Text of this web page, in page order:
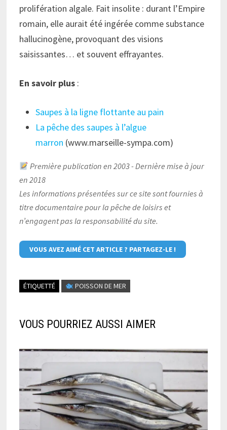
prolifération algale. Fait insolite : durant l’Empire
romain, elle aurait été ingérée comme substance
hallucinogène, provoquant des visions
saisissantes… et souvent effrayantes.
En savoir plus:
Saupes à la ligne flottante au pain
La pêche des saupes à l’algue
marron (www.marseille-sympa.com)
Première publication en 2003 - Dernière mise à jour
en 2018
Les informations présentées sur ce site sont fournies à
titre documentaire pour la pêche de loisirs et
n’engagent pas la responsabilité du site.
VOUS AVEZ AIMÉ CET ARTICLE ? PARTAGEZ-LE !
ÉTIQUETTÉ POISSON DE MER
VOUS POURRIEZ AUSSI AIMER